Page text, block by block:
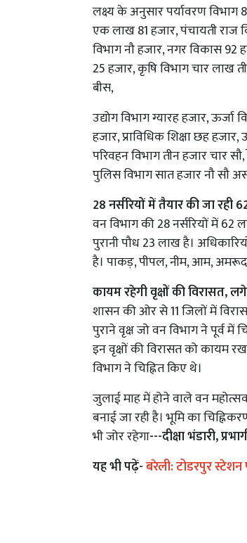
लक्ष्य के अनुसार पर्यावरण विभाग
एक लाख 81 हजार, पंचायती राज
विभाग नौ हजार, नगर विकास 92
25 हजार, कृषि विभाग चार लाख
बीस,
उद्योग विभाग ग्यारह हजार, ऊर्जा
हजार, प्राविधिक शिक्षा छह
परिवहन विभाग तीन हजार चार
पुलिस विभाग सात हजार नौ सौ
28 नर्सरियों में तैयार की जा रही
वन विभाग की 28 नर्सरियों में
पुरानी पौध 23 लाख है।
है। पाकड़, पीपल, नीम, आम,
कायम रहेगी वृक्षों की विरासत,
शासन की ओर से 11 जिलों में
पुराने वृक्ष जो वन विभाग ने पूर्व में
इन वृक्षों की विरासत को कायम
विभाग ने चिह्नित किए थे।
जुलाई माह में होने वाले वन
बनाई जा रही है। भूमि का
भी जोर रहेगा---दीक्षा भंडारी,
यह भी पढ़ें-बरेली: टोडरपुर